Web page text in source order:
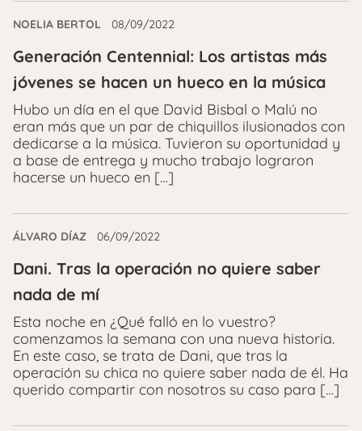
NOELIA BERTOL 08/09/2022
Generación Centennial: Los artistas más
jóvenes se hacen un hueco en la música
Hubo un día en el que David Bisbal o Malú no
eran más que un par de chiquillos ilusionados con
dedicarse a la música. Tuvieron su oportunidad y
a base de entrega y mucho trabajo lograron
hacerse un hueco en […]
ÁLVARO DÍAZ 06/09/2022
Dani. Tras la operación no quiere saber
nada de mí
Esta noche en ¿Qué falló en lo vuestro?
comenzamos la semana con una nueva historia.
En este caso, se trata de Dani, que tras la
operación su chica no quiere saber nada de él. Ha
querido compartir con nosotros su caso para […]